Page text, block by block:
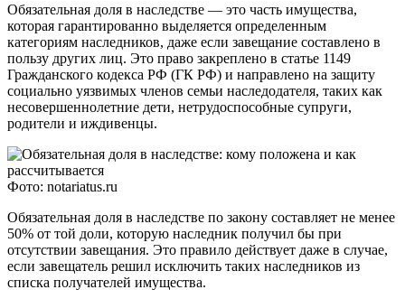
Обязательная доля в наследстве — это часть имущества,
которая гарантированно выделяется определенным
категориям наследников, даже если завещание составлено в
пользу других лиц. Это право закреплено в статье 1149
Гражданского кодекса РФ (ГК РФ) и направлено на защиту
социально уязвимых членов семьи наследодателя, таких как
несовершеннолетние дети, нетрудоспособные супруги,
родители и иждивенцы.
Фото: notariatus.ru
Обязательная доля в наследстве по закону составляет не менее
50% от той доли, которую наследник получил бы при
отсутствии завещания. Это правило действует даже в случае,
если завещатель решил исключить таких наследников из
списка получателей имущества.